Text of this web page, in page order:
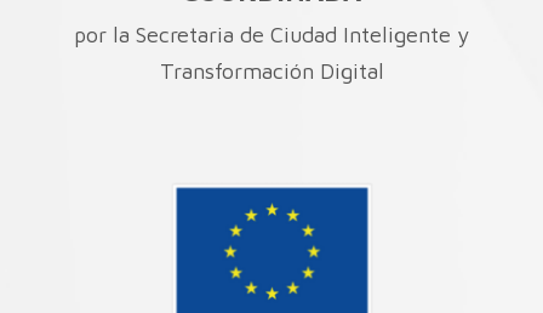
por la Secretaria de Ciudad Inteligente y
Transformación Digital